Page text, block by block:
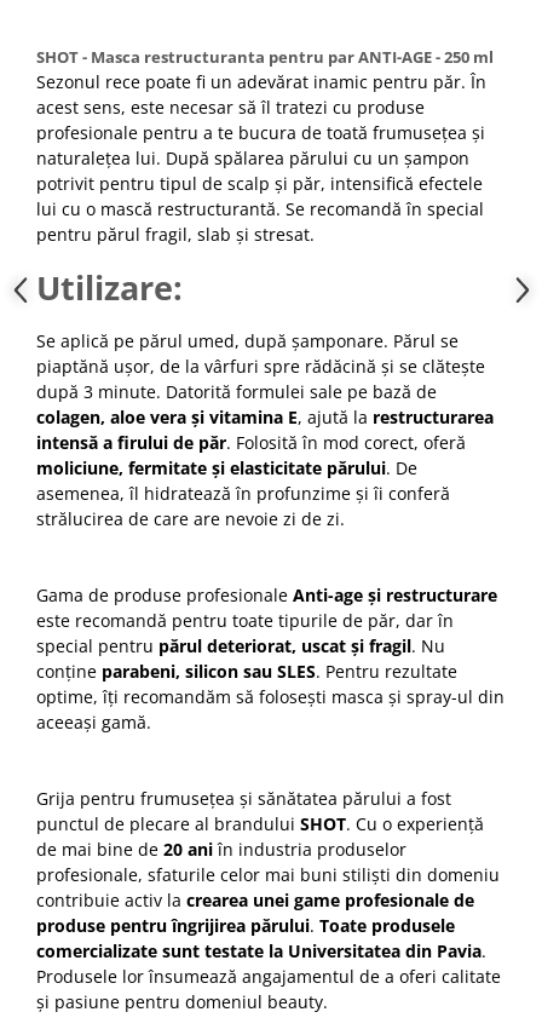
SHOT - Masca restructuranta pentru par ANTI-AGE - 250 ml
Sezonul rece poate fi un adevărat inamic pentru păr. În
acest sens, este necesar să îl tratezi cu produse
profesionale pentru a te bucura de toată frumusețea și
naturalețea lui. După spălarea părului cu un șampon
potrivit pentru tipul de scalp și păr, intensifică efectele
lui cu o mască restructurantă. Se recomandă în special
pentru părul fragil, slab și stresat.
Utilizare:
Se aplică pe părul umed, după șamponare. Părul se
piaptănă ușor, de la vârfuri spre rădăcină și se clătește
după 3 minute. Datorită formulei sale pe bază de
colagen, aloe vera și vitamina E, ajută la restructurarea
intensă a firului de păr. Folosită în mod corect, oferă
moliciune, fermitate și elasticitate părului. De
asemenea, îl hidratează în profunzime și îi conferă
strălucirea de care are nevoie zi de zi.
Gama de produse profesionale Anti-age și restructurare
este recomandă pentru toate tipurile de păr, dar în
special pentru părul deteriorat, uscat și fragil. Nu
conține parabeni, silicon sau SLES. Pentru rezultate
optime, îți recomandăm să folosești masca și spray-ul din
aceeași gamă.
Grija pentru frumusețea și sănătatea părului a fost
punctul de plecare al brandului SHOT. Cu o experiență
de mai bine de 20 aniîn industria produselor
profesionale, sfaturile celor mai buni stiliști din domeniu
contribuie activ la crearea unei game profesionale de
produse pentru îngrijirea părului. Toate produsele
comercializate sunt testate la Universitatea din Pavia.
Produsele lor însumează angajamentul de a oferi calitate
și pasiune pentru domeniul beauty.